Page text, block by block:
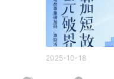
2025-10-18